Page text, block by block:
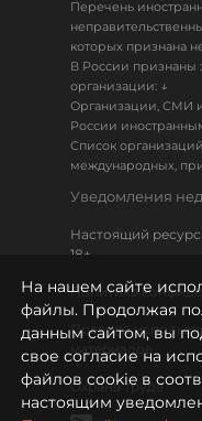
Перечень
которых признана
В России признаны
организации: ↓
Организации, СМИ
России
Список
международных,
Уведомления
Настоящий
18+
Политика
Правила
материалов
Охрана труда
На нашем сайте
файлы. Продолжая
данным сайтом, вы
свое согласие на
файлов cookie в
настоящим